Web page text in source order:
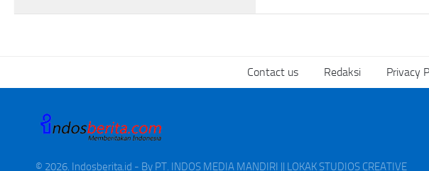
Contact us Redaksi Privacy
© 2026. Indosberita.id - By PT. INDOS MEDIA MANDIRI || LOKAK STUDIOS CREATIVE